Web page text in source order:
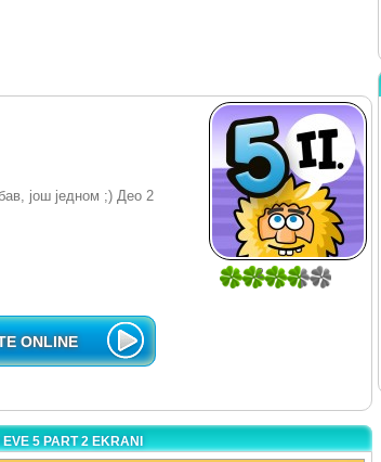
2
још једном ;) Део 2
ONLINE
5 PART 2 EKRANI